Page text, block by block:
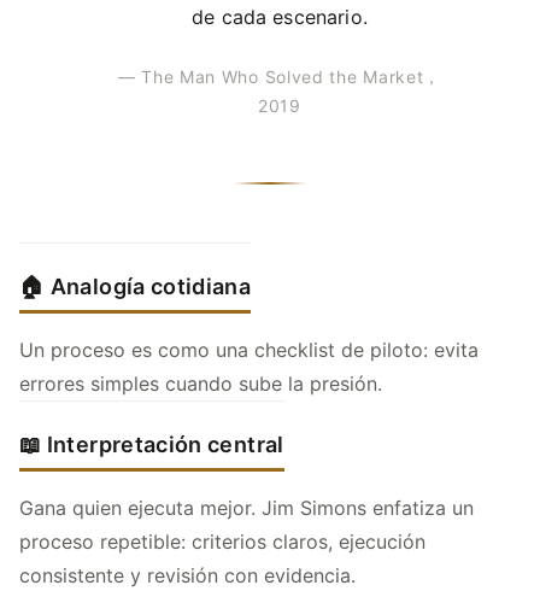
de cada escenario.
— The Man Who Solved the Market，
2019
🏠 Analogía cotidiana
Un proceso es como una checklist de piloto: evita
errores simples cuando sube la presión.
📖 Interpretación central
Gana quien ejecuta mejor. Jim Simons enfatiza un
proceso repetible: criterios claros, ejecución
consistente y revisión con evidencia.